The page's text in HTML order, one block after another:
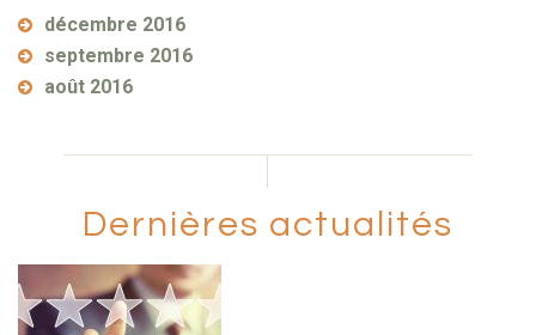
décembre 2016
septembre 2016
août 2016
Dernières actualités